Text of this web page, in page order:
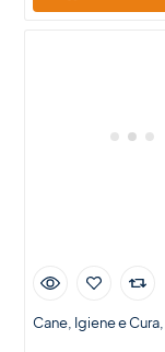
Cane Igiene e Cura